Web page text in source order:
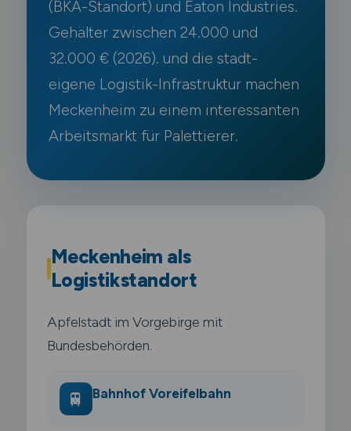
(BKA-Standort) und Eaton Industries.
Gehälter zwischen 24.000 und
32.000 € (2026). und die stadt-
eigene Logistik-Infrastruktur machen
Meckenheim zu einem interessanten
Arbeitsmarkt für Palettierer.
Meckenheim als
Logistikstandort
Apfelstadt im Vorgebirge mit
Bundesbehörden.
🚆 Bahnhof Voreifelbahn